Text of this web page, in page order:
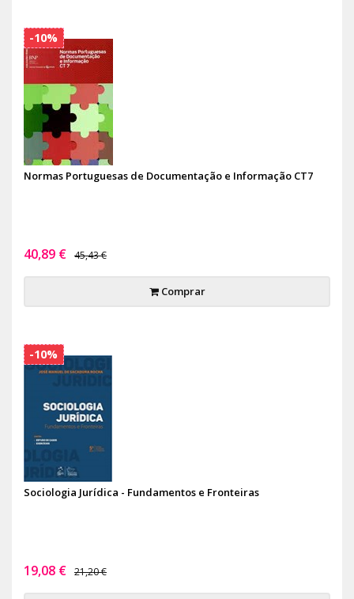
Normas Portuguesas de Documentação e Informação CT7
40,89 € 45,43 €
Comprar
-10%
Sociologia Jurídica - Fundamentos e Fronteiras
19,08 € 21,20 €
-10%